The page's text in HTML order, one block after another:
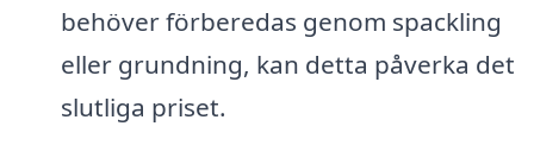
behöver förberedas genom spackling
eller grundning, kan detta påverka det
slutliga priset.